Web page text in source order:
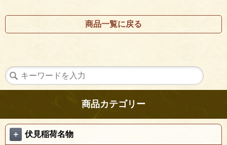
商品一覧に戻る
商品カテゴリー
＋ 伏見稲荷名物